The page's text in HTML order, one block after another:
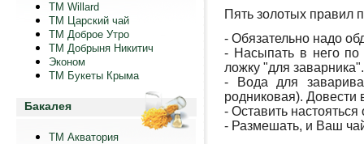
ТМ Willard
ТМ Царский чай
ТМ Доброе Утро
ТМ Добрыня Никитич
Эконом
ТМ Букеты Крыма
Бакалея
ТМ Акватория
Пять золотых правил
- Обязательно надо
- Насыпать в него
ложку "для заварника".
- Вода для
родниковая). Довести
- Оставить настояться
- Размешать, и Ваш